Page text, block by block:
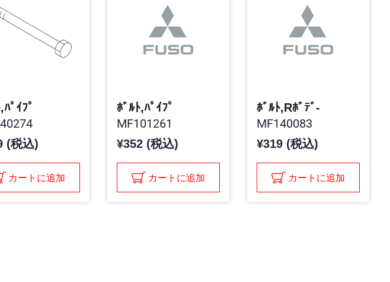
ﾊﾟｲﾌﾟ
(税込)
カートに追加
ﾎﾞﾙﾄ,ﾊﾟｲﾌﾟ
MF101261
¥352 (税込)
カートに追加
ﾎﾞﾙﾄ,Rﾎﾞﾃﾞ-
MF140083
¥319 (税込)
カートに追加